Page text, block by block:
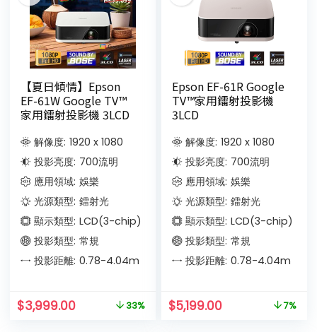
【夏日傾情】Epson
EF-61W Google TV™
家用鐳射投影機 3LCD
解像度: 1920 x 1080
投影亮度: 700流明
應用領域: 娛樂
光源類型: 鐳射光
顯示類型: LCD(3-chip)
投影類型: 常規
投影距離: 0.78-4.04m
$3,999.00 33%
Epson EF-61R Google
TV™家用鐳射投影機
3LCD
解像度: 1920 x 1080
投影亮度: 700流明
應用領域: 娛樂
光源類型: 鐳射光
顯示類型: LCD(3-chip)
投影類型: 常規
投影距離: 0.78-4.04m
$5,199.00 7%